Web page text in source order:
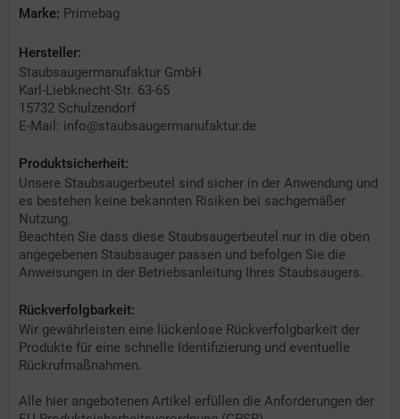
Marke: Primebag
Hersteller:
Staubsaugermanufaktur GmbH
Karl-Liebknecht-Str. 63-65
15732 Schulzendorf
E-Mail: info@staubsaugermanufaktur.de
Produktsicherheit:
Unsere Staubsaugerbeutel sind sicher in der Anwendung und
es bestehen keine bekannten Risiken bei sachgemäßer
Nutzung.
Beachten Sie dass diese Staubsaugerbeutel nur in die oben
angegebenen Staubsauger passen und befolgen Sie die
Anweisungen in der Betriebsanleitung Ihres Staubsaugers.
Rückverfolgbarkeit:
Wir gewährleisten eine lückenlose Rückverfolgbarkeit der
Produkte für eine schnelle Identifizierung und eventuelle
Rückrufmaßnahmen.
Alle hier angebotenen Artikel erfüllen die Anforderungen der